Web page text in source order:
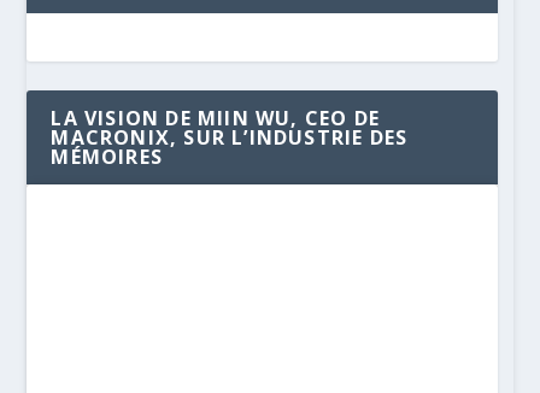
LA VISION DE MIIN WU, CEO DE
MACRONIX, SUR L’INDUSTRIE DES
MÉMOIRES